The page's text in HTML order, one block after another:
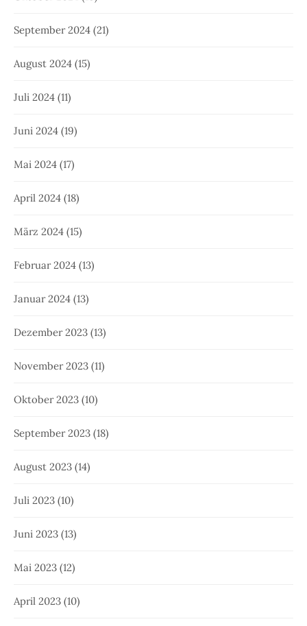
September 2024 (21)
August 2024 (15)
Juli 2024 (11)
Juni 2024 (19)
Mai 2024 (17)
April 2024 (18)
März 2024 (15)
Februar 2024 (13)
Januar 2024 (13)
Dezember 2023 (13)
November 2023 (11)
Oktober 2023 (10)
September 2023 (18)
August 2023 (14)
Juli 2023 (10)
Juni 2023 (13)
Mai 2023 (12)
April 2023 (10)